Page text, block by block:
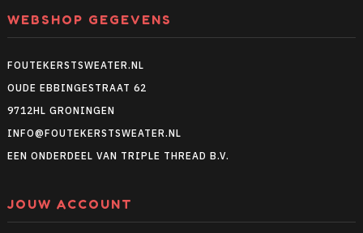
WEBSHOP GEGEVENS
FOUTEKERSTSWEATER.NL
OUDE EBBINGESTRAAT 62
9712HL GRONINGEN
INFO@FOUTEKERSTSWEATER.NL
EEN ONDERDEEL VAN TRIPLE THREAD B.V.
JOUW ACCOUNT